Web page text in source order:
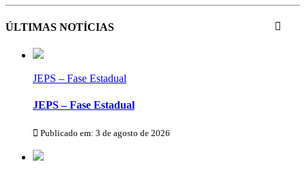
ÚLTIMAS NOTÍCIAS
JEPS – Fase Estadual
JEPS – Fase Estadual
Publicado em: 3 de agosto de 2026